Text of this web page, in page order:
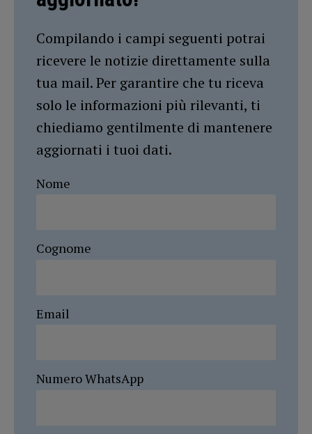
Compilando i campi seguenti potrai
ricevere le notizie direttamente sulla
tua mail. Per garantire che tu riceva
solo le informazioni più rilevanti, ti
chiediamo gentilmente di mantenere
aggiornati i tuoi dati.
Nome
Cognome
Email
Numero WhatsApp